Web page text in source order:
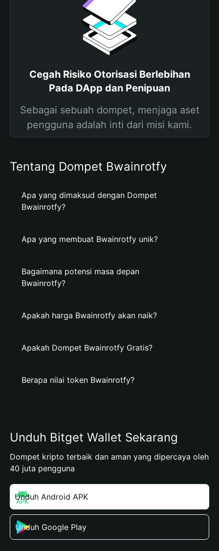
Cegah Risiko Otorisasi Berlebihan
Pada DApp dan Penipuan
Sebagai sebuah dompet, menjaga aset
pengguna adalah inti dari misi kami.
Tentang Dompet Bwainrotfy
Apa yang dimaksud dengan Dompet
Bwainrotfy?
Apa yang membuat Bwainrotfy unik?
Bagaimana potensi masa depan
Bwainrotfy?
Apakah harga Bwainrotfy akan naik?
Apakah Dompet Bwainrotfy Gratis?
Berapa nilai token Bwainrotfy?
Unduh Bitget Wallet Sekarang
Dompet kripto terbaik dan aman yang dipercaya oleh
40 juta pengguna
Unduh Android APK
Unduh Google Play